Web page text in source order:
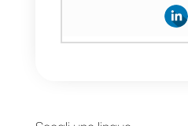
letti, quelli a
risposto o